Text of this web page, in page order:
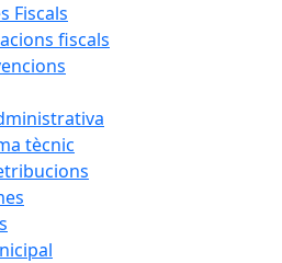
Fiscals
fiscals
tècnic